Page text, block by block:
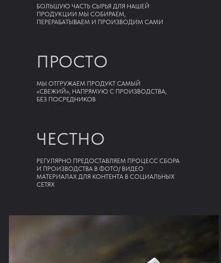
РЕГУЛЯРНО ПРЕДОСТАВЛЯЕМ ПРОЦЕСС СБОРА
И ПРОИЗВОДСТВА В ФОТО/ ВИДЕО
МАТЕРИАЛАХ ДЛЯ КОНТЕНТА В СОЦИАЛЬНЫХ
СЕТЯХ
ЧЕСТНО
МЫ ОТГРУЖАЕМ ПРОДУКТ САМЫЙ
«СВЕЖИЙ», НАПРЯМУЮ С ПРОИЗВОДСТВА,
БЕЗ ПОСРЕДНИКОВ
ПРОСТО
БОЛЬШУЮ ЧАСТЬ СЫРЬЯ ДЛЯ НАШЕЙ
ПРОДУКЦИИ МЫ СОБИРАЕМ,
ПЕРЕРАБАТЫВАЕМ И ПРОИЗВОДИМ САМИ